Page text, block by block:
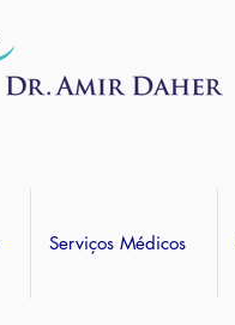
Serviços Médicos